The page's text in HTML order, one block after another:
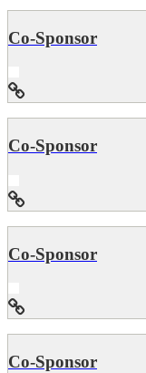
Co-Sponsor
Co-Sponsor
Co-Sponsor
Co-Sponsor